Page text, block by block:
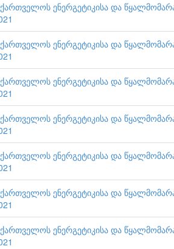
ენერგეტიკისა და
ენერგეტიკისა და
ენერგეტიკისა და
ენერგეტიკისა და
ენერგეტიკისა და
ენერგეტიკისა და
ენერგეტიკისა და